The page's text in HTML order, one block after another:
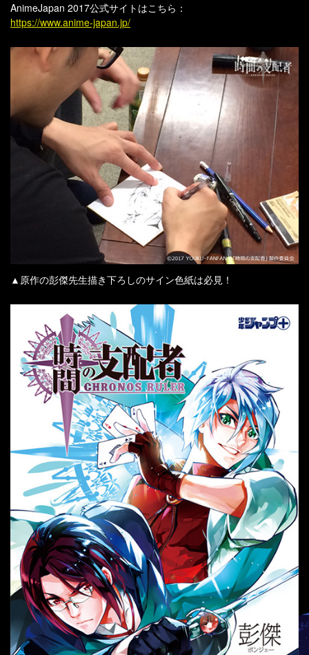
AnimeJapan 2017公式サイトはこちら：
https://www.anime-japan.jp/
▲原作の彭傑先生描き下ろしのサイン色紙は必見！